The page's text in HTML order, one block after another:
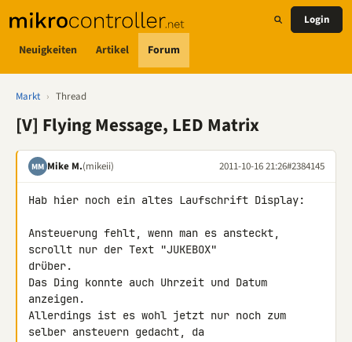
Neuigkeiten Artikel Forum
Login
Markt › Thread
[V] Flying Message, LED Matrix
MM Mike M.(mikeii) 2011-10-16 21:26#2384145
Hab hier noch ein altes Laufschrift Display:
Ansteuerung fehlt, wenn man es ansteckt,
scrollt nur der Text "JUKEBOX"
drüber.
Das Ding konnte auch Uhrzeit und Datum
anzeigen.
Allerdings ist es wohl jetzt nur noch zum
selber ansteuern gedacht, da